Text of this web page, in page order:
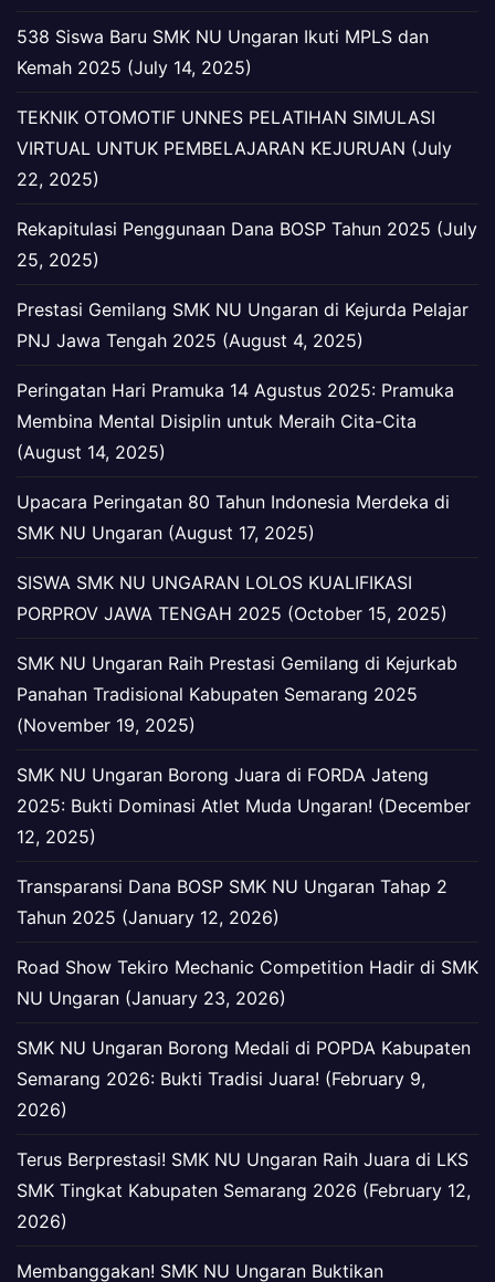
538 Siswa Baru SMK NU Ungaran Ikuti MPLS dan
Kemah 2025 (July 14, 2025)
TEKNIK OTOMOTIF UNNES PELATIHAN SIMULASI
VIRTUAL UNTUK PEMBELAJARAN KEJURUAN (July
22, 2025)
Rekapitulasi Penggunaan Dana BOSP Tahun 2025 (July
25, 2025)
Prestasi Gemilang SMK NU Ungaran di Kejurda Pelajar
PNJ Jawa Tengah 2025 (August 4, 2025)
Peringatan Hari Pramuka 14 Agustus 2025: Pramuka
Membina Mental Disiplin untuk Meraih Cita-Cita
(August 14, 2025)
Upacara Peringatan 80 Tahun Indonesia Merdeka di
SMK NU Ungaran (August 17, 2025)
SISWA SMK NU UNGARAN LOLOS KUALIFIKASI
PORPROV JAWA TENGAH 2025 (October 15, 2025)
SMK NU Ungaran Raih Prestasi Gemilang di Kejurkab
Panahan Tradisional Kabupaten Semarang 2025
(November 19, 2025)
SMK NU Ungaran Borong Juara di FORDA Jateng
2025: Bukti Dominasi Atlet Muda Ungaran! (December
12, 2025)
Transparansi Dana BOSP SMK NU Ungaran Tahap 2
Tahun 2025 (January 12, 2026)
Road Show Tekiro Mechanic Competition Hadir di SMK
NU Ungaran (January 23, 2026)
SMK NU Ungaran Borong Medali di POPDA Kabupaten
Semarang 2026: Bukti Tradisi Juara! (February 9,
2026)
Terus Berprestasi! SMK NU Ungaran Raih Juara di LKS
SMK Tingkat Kabupaten Semarang 2026 (February 12,
2026)
Membanggakan! SMK NU Ungaran Buktikan